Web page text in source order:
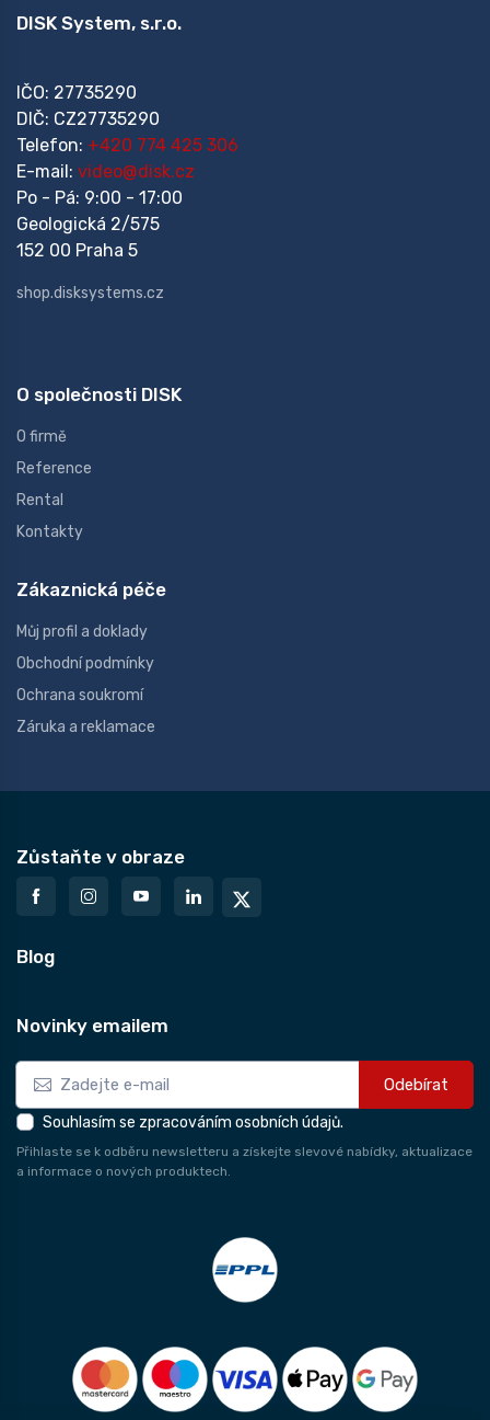
DISK System, s.r.o.
IČO: 27735290
DIČ: CZ27735290
Telefon: +420 774 425 306
E-mail: video@disk.cz
Po - Pá: 9:00 - 17:00
Geologická 2/575
152 00 Praha 5
shop.disksystems.cz
O společnosti DISK
O firmě
Reference
Rental
Kontakty
Zákaznická péče
Můj profil a doklady
Obchodní podmínky
Ochrana soukromí
Záruka a reklamace
Zůstaňte v obraze
Blog
Novinky emailem
Odebírat
Souhlasím se zpracováním osobních údajů.
Přihlaste se k odběru newsletteru a získejte slevové nabídky, aktualizace
a informace o nových produktech.